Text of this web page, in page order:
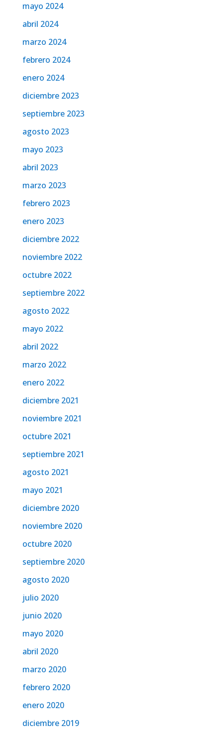
mayo 2024
abril 2024
marzo 2024
febrero 2024
enero 2024
diciembre 2023
septiembre 2023
agosto 2023
mayo 2023
abril 2023
marzo 2023
febrero 2023
enero 2023
diciembre 2022
noviembre 2022
octubre 2022
septiembre 2022
agosto 2022
mayo 2022
abril 2022
marzo 2022
enero 2022
diciembre 2021
noviembre 2021
octubre 2021
septiembre 2021
agosto 2021
mayo 2021
diciembre 2020
noviembre 2020
octubre 2020
septiembre 2020
agosto 2020
julio 2020
junio 2020
mayo 2020
abril 2020
marzo 2020
febrero 2020
enero 2020
diciembre 2019